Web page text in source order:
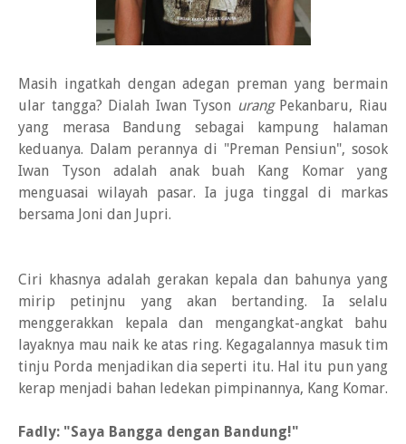
Masih ingatkah dengan adegan preman yang bermain
ular tangga? Dialah Iwan Tyson urangPekanbaru, Riau
yang merasa Bandung sebagai kampung halaman
keduanya. Dalam perannya di "Preman Pensiun", sosok
Iwan Tyson adalah anak buah Kang Komar yang
menguasai wilayah pasar. Ia juga tinggal di markas
bersama Joni dan Jupri.
Ciri khasnya adalah gerakan kepala dan bahunya yang
mirip petinjnu yang akan bertanding. Ia selalu
menggerakkan kepala dan mengangkat-angkat bahu
layaknya mau naik ke atas ring. Kegagalannya masuk tim
tinju Porda menjadikan dia seperti itu. Hal itu pun yang
kerap menjadi bahan ledekan pimpinannya, Kang Komar.
Fadly: "Saya Bangga dengan Bandung!"